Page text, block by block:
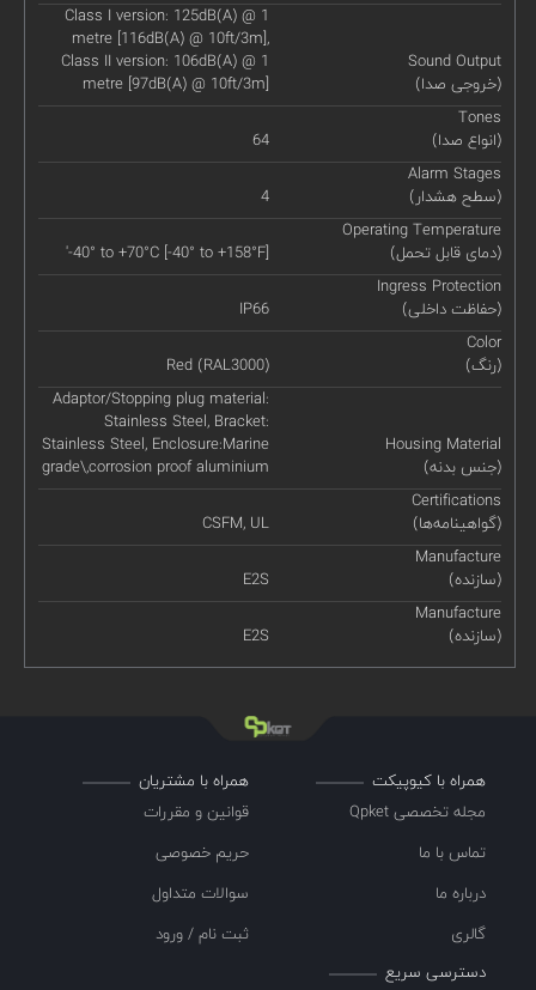
Sound Output
(خروجی صدا)
Class I version: 125dB(A) @ 1
metre [116dB(A) @ 10ft/3m],
Class II version: 106dB(A) @ 1
metre [97dB(A) @ 10ft/3m]
Tones
(انواع صدا)
64
Alarm Stages
(سطح هشدار)
4
Operating Temperature
(دمای قابل تحمل)
'-40° to +70°C [-40° to +158°F]
Ingress Protection
(حفاظت داخلی)
IP66
Color
(رنگ)
Red (RAL3000)
Housing Material
(جنس بدنه)
Adaptor/Stopping plug material:
Stainless Steel, Bracket:
Stainless Steel, Enclosure:Marine
grade\,corrosion proof aluminium
Certifications
(گواهینامه‌ها)
CSFM, UL
Manufacture
(سازنده)
E2S
Manufacture
(سازنده)
E2S
همراه با کیوپیکت
مجله تخصصی Qpket
تماس با ما
درباره ما
گالری
همراه با مشتریان
قوانین و مقررات
حریم خصوصی
سوالات متداول
ثبت نام / ورود
دسترسی سریع